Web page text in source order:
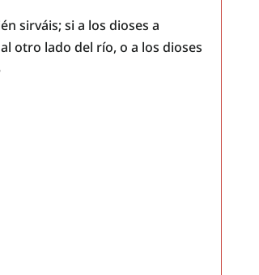
sirváis; si a los dioses a
otro lado del río, o a los dioses